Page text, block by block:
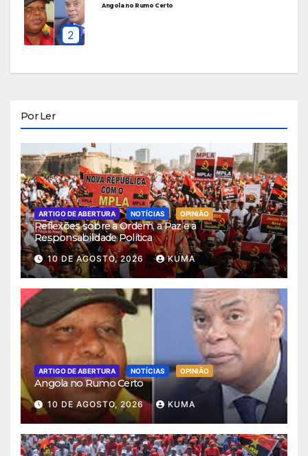
2
Angola no Rumo Certo
Por Ler
ARTIGO DE ABERTURA NOTÍCIAS OPINIÃO
Reflexões sobre a Ordem, a Paz e a
Responsabilidade Política
10 DE AGOSTO, 2026 KUMA
ARTIGO DE ABERTURA NOTÍCIAS OPINIÃO
Angola no Rumo Certo
10 DE AGOSTO, 2026 KUMA